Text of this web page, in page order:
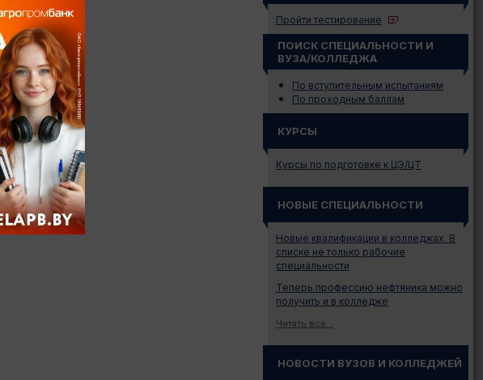
Пройти тестирование
ПОИСК СПЕЦИАЛЬНОСТИ И
ВУЗА/КОЛЛЕДЖА
По вступительным испытаниям
По проходным баллам
КУРСЫ
Курсы по подготовке к ЦЭ/ЦТ
НОВЫЕ СПЕЦИАЛЬНОСТИ
Новые квалификации в колледжах. В
списке не только рабочие
специальности
Теперь профессию нефтяника можно
получить и в колледже
Читать все...
НОВОСТИ ВУЗОВ И КОЛЛЕДЖЕЙ